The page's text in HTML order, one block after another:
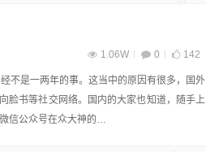
1.06W 0 142
不是一两年的事。这当中的原因有很多，国外
脸书等社交网络。国内的大家也知道，随手上
信公众号在众大神的…